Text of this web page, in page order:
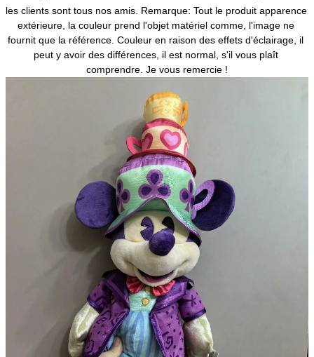
les clients sont tous nos amis. Remarque: Tout le produit apparence
extérieure, la couleur prend l'objet matériel comme, l'image ne
fournit que la référence. Couleur en raison des effets d'éclairage, il
peut y avoir des différences, il est normal, s'il vous plaît
comprendre. Je vous remercie !